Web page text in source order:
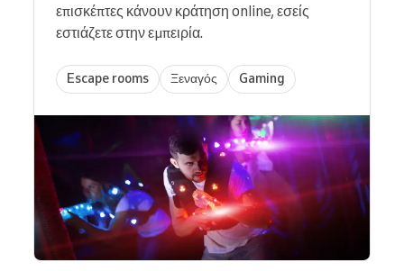
επισκέπτες κάνουν κράτηση online, εσείς
εστιάζετε στην εμπειρία.
Escape rooms Ξεναγός Gaming